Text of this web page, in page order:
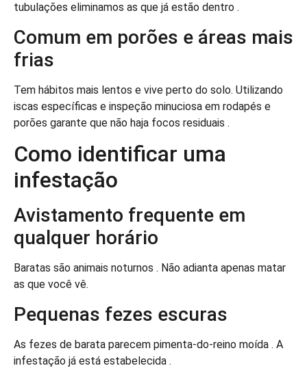
tubulações eliminamos as que já estão dentro .
Comum em porões e áreas mais
frias
Tem hábitos mais lentos e vive perto do solo. Utilizando
iscas específicas e inspeção minuciosa em rodapés e
porões garante que não haja focos residuais .
Como identificar uma
infestação
Avistamento frequente em
qualquer horário
Baratas são animais noturnos . Não adianta apenas matar
as que você vê.
Pequenas fezes escuras
As fezes de barata parecem pimenta-do-reino moída . A
infestação já está estabelecida .